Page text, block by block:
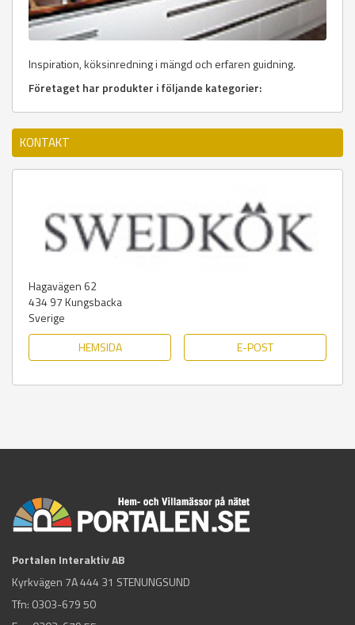
Inspiration, köksinredning i mängd och erfaren guidning.
Företaget har produkter i följande kategorier:
KONTAKT
Hagavägen 62
434 97Kungsbacka
Sverige
HEMSIDA
E-POST
Portalen Interaktiv AB
Kyrkvägen 7A 444 31 STENUNGSUND
Tfn: 0303-679 50